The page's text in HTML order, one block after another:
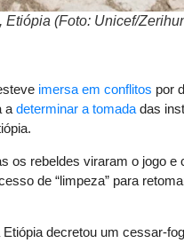
(Foto: Unicef/
imersa em conflitos por
a determinar a tomada das
os rebeldes viraram o jogo e
de “limpeza” para
decretou um cessar-